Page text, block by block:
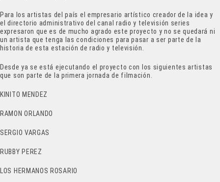
Para los artistas del país el empresario artístico creador de la idea y
el directorio administrativo del canal radio y televisión series
expresaron que es de mucho agrado este proyecto y no se quedará ni
un artista que tenga las condiciones para pasar a ser parte de la
historia de esta estación de radio y televisión.
Desde ya se está ejecutando el proyecto con los siguientes artistas
que son parte de la primera jornada de filmación.
KINITO MENDEZ
RAMON ORLANDO
SERGIO VARGAS
RUBBY PEREZ
LOS HERMANOS ROSARIO